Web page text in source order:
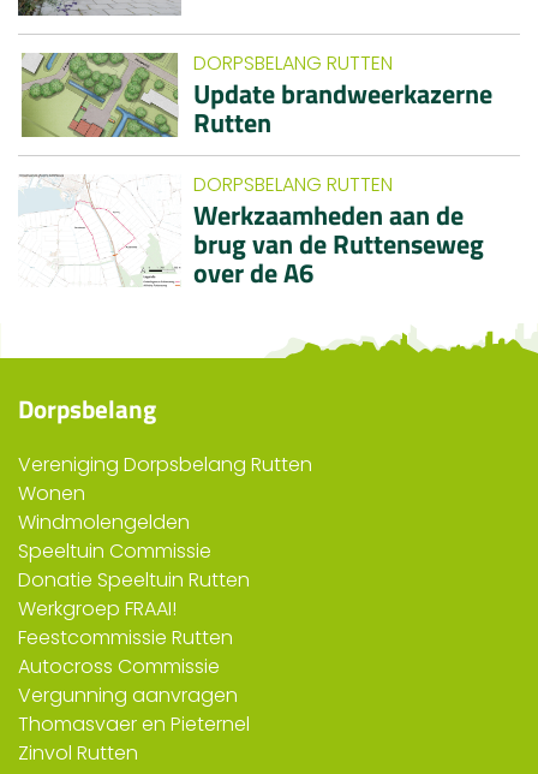
DORPSBELANG RUTTEN
Update brandweerkazerne
Rutten
DORPSBELANG RUTTEN
Werkzaamheden aan de
brug van de Ruttenseweg
over de A6
Dorpsbelang
Vereniging Dorpsbelang Rutten
Wonen
Windmolengelden
Speeltuin Commissie
Donatie Speeltuin Rutten
Werkgroep FRAAI!
Feestcommissie Rutten
Autocross Commissie
Vergunning aanvragen
Thomasvaer en Pieternel
Zinvol Rutten